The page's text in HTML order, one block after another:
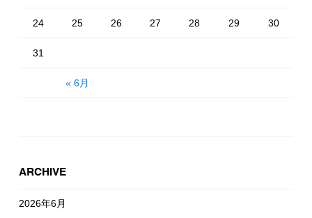
« 6月
24 25 26 27 28 29 30
31
ARCHIVE
2026年6月